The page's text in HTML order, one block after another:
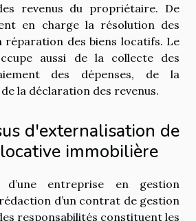
revenus du propriétaire. De
en charge la résolution des
réparation des biens locatifs. Le
aussi de la collecte des
des dépenses, de la
la déclaration des revenus.
d'externalisation de
immobilière
d’une entreprise en gestion
d’un contrat de gestion
responsabilités constituent les